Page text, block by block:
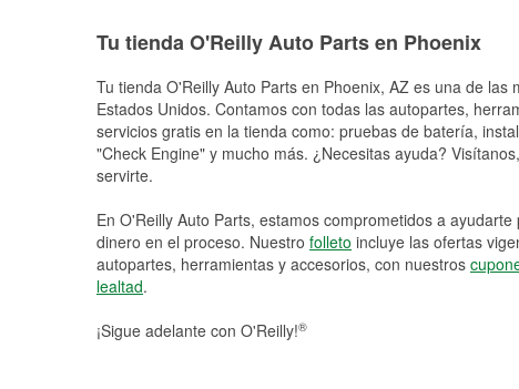
Tu tienda O'Reilly Auto Parts en Phoenix
Tu tienda O'Reilly Auto Parts en Phoenix, AZ es una de las
Estados Unidos. Contamos con todas las autopartes,
servicios gratis en la tienda como: pruebas de batería,
"Check Engine" y mucho más. ¿Necesitas ayuda?
servirte.
En O'Reilly Auto Parts, estamos comprometidos a
dinero en el proceso. Nuestro folleto incluye las ofertas
autopartes, herramientas y accesorios, con nuestros
lealtad.
¡Sigue adelante con O'Reilly!®